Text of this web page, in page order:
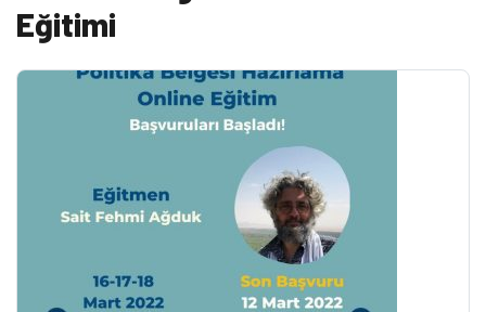
Eğitimi